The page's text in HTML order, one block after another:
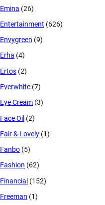
Emina (26)
Entertainment (626)
Envygreen (9)
Erha (4)
Ertos (2)
Everwhite (7)
Eye Cream (3)
Face Oil (2)
Fair & Lovely (1)
Fanbo (5)
Fashion (62)
Financial (152)
Freeman (1)